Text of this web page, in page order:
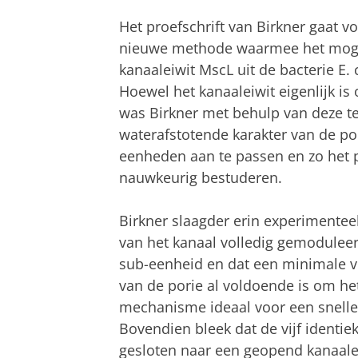
Het proefschrift van Birkner gaat
nieuwe methode waarmee het
kanaaleiwit MscL uit de bacterie
Hoewel het kanaaleiwit eigenlijk
was Birkner met behulp van deze
waterafstotende karakter van de
eenheden aan te passen en zo
nauwkeurig bestuderen.
Birkner slaagder erin
van het kanaal volledig
sub-eenheid en dat een minimale
van de porie al voldoende is om
mechanisme ideaal voor een
Bovendien bleek dat de vijf
gesloten naar een geopend